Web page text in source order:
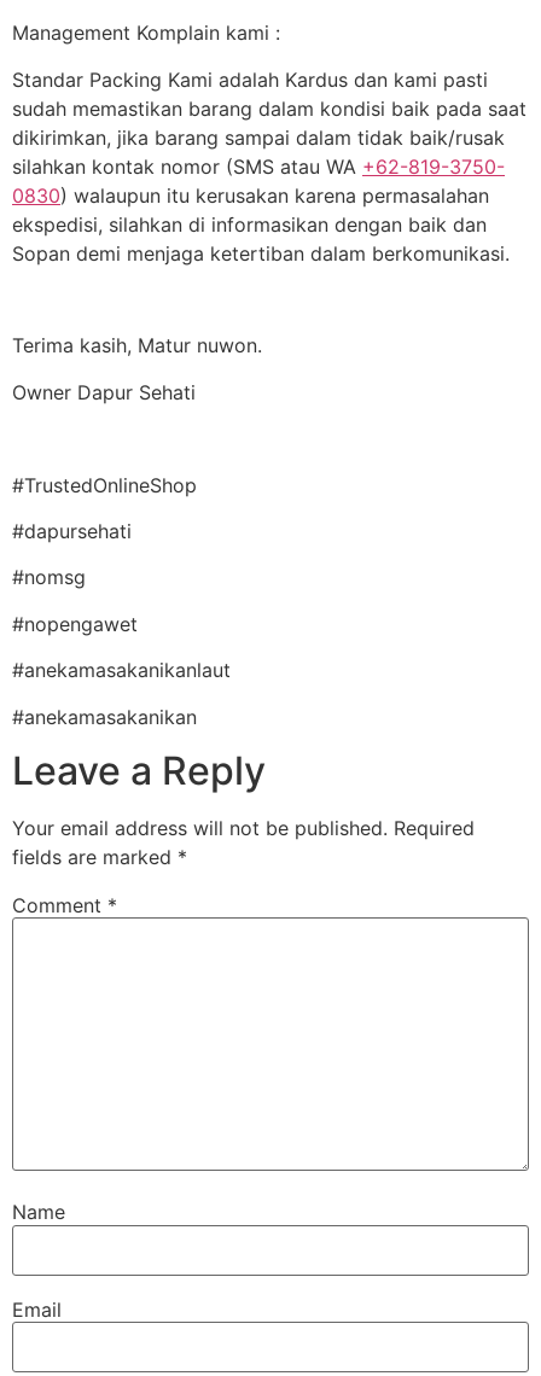
Management Komplain kami :
Standar Packing Kami adalah Kardus dan kami pasti
sudah memastikan barang dalam kondisi baik pada saat
dikirimkan, jika barang sampai dalam tidak baik/rusak
silahkan kontak nomor (SMS atau WA +62-819-3750-
0830) walaupun itu kerusakan karena permasalahan
ekspedisi, silahkan di informasikan dengan baik dan
Sopan demi menjaga ketertiban dalam berkomunikasi.
Terima kasih, Matur nuwon.
Owner Dapur Sehati
#TrustedOnlineShop
#dapursehati
#nomsg
#nopengawet
#anekamasakanikanlaut
#anekamasakanikan
Leave a Reply
Your email address will not be published. Required
fields are marked *
Comment *
Name
Email